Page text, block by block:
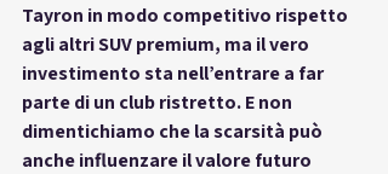
Tayron in modo competitivo rispetto
agli altri SUV premium, ma il vero
investimento sta nell’entrare a far
parte di un club ristretto. E non
dimentichiamo che la scarsità può
anche influenzare il valore futuro